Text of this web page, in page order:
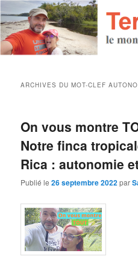
ARCHIVES DU MOT-CLEF
On vous montre
Notre finca
Rica : autonomie
Publié le26 septembre 2022par